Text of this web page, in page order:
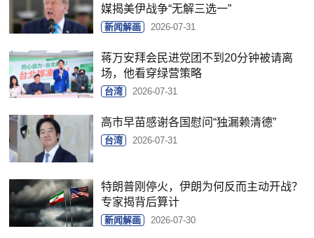
媒揭美伊战争“无解三选一”
新闻解画 2026-07-31
蒋万安拜会民进党团不到20分钟被请离
场，他看穿绿营策略
台湾 2026-07-31
高市早苗感谢各国慰问“独漏赖清德”
台湾 2026-07-31
特朗普刚停火，伊朗为何反而主动开战？
专家揭背后算计
新闻解画 2026-07-30